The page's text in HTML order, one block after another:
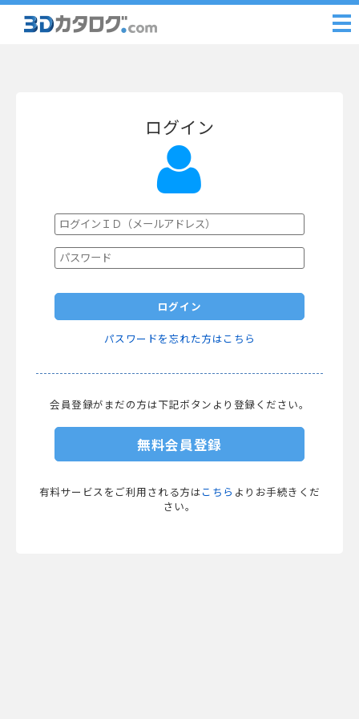
ログイン
ログイン
パスワードを忘れた方はこちら
会員登録がまだの方は下記ボタンより登録ください。
無料会員登録
有料サービスをご利用される方は こちら よりお手続きくだ
さい。